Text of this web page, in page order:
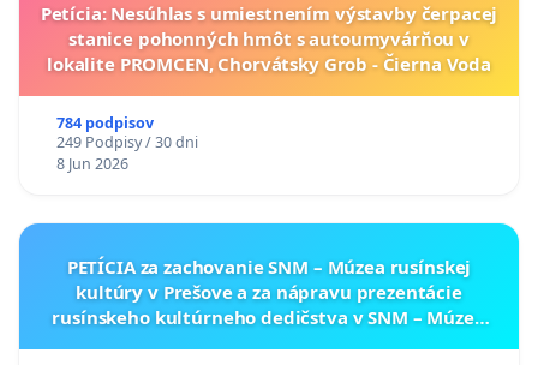
Petícia: Nesúhlas s umiestnením výstavby čerpacej
stanice pohonných hmôt s autoumyvárňou v
lokalite PROMCEN, Chorvátsky Grob - Čierna Voda
784 podpisov
249 Podpisy / 30 dni
8 Jun 2026
PETÍCIA za zachovanie SNM – Múzea rusínskej
kultúry v Prešove a za nápravu prezentácie
rusínskeho kultúrneho dedičstva v SNM – Múzeu